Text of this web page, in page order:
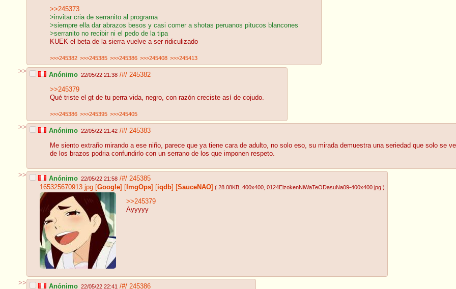
>>245373
>invitar cria de serranito al programa
>siempre ella dar abrazos besos y casi comer a shotas peruanos pitucos blancones
>serranito no recibir ni el pedo de la tipa
KUEK el beta de la sierra vuelve a ser ridiculizado
>>>245382 >>>245385 >>>245386 >>>245408 >>>245413
>> Anónimo 22/05/22 21:38 /#/ 245382
>>245379
Qué triste el gt de tu perra vida, negro, con razón creciste así de cojudo.
>>>245386 >>>245395 >>>245405
>> Anónimo 22/05/22 21:42 /#/ 245383
Me siento extraño mirando a ese niño, parece que ya tiene cara de adulto, no solo eso, su mirada demuestra una seriedad que solo se
de los brazos podria confundirlo con un serrano de los que imponen respeto.
>> Anónimo 22/05/22 21:58 /#/ 245385
165325670913.jpg [Google] [ ImgOps] [iqdb] [SauceNAO] ( 28.08KB , 400x400 , 0124EizokenNiWaTeODasuNa09-400x400.jpg )
>>245379
Ayyyyy
>> Anónimo 22/05/22 22:41 /#/ 245386